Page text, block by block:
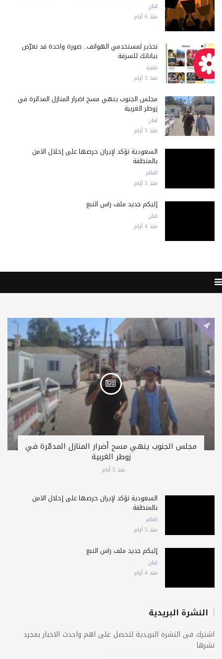
لبنان
منذ 6 أيام
تحذير لمستخدمي الهواتف.. صورة واحدة قد تعرّض
بياناتك للسرقة
تقنية
منذ 5 أيام
مجلس الجنوب ينهي مسح أضرار المنازل المدمّرة في
زوطر الغربية
لبنان
منذ 5 أيام
السعودية تؤكد لإيران حرصها على إحلال الأمن
بالمنطقة
العالم
منذ 5 أيام
إليكم جديد ملف رأس النبع
لبنان
منذ 4 أيام
مجلس الجنوب ينهي مسح أضرار المنازل المدمّرة في
زوطر الغربية
منذ 5 أيام
السعودية تؤكد لإيران حرصها على إحلال الأمن
بالمنطقة
العالم
منذ 5 أيام
إليكم جديد ملف رأس النبع
لبنان
منذ 4 أيام
النشرة البريدية
اشترك فى النشرة البريدية لتحصل على اهم واحدث الاخبار بمجرد
نشرها